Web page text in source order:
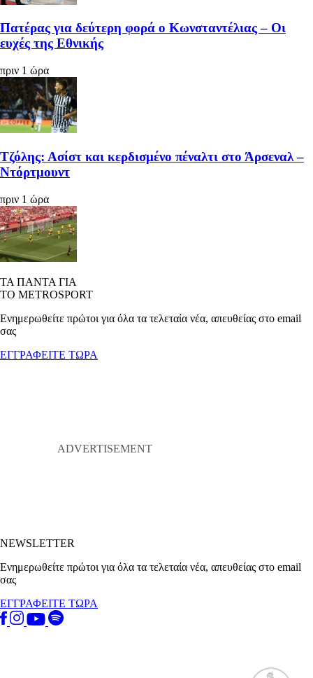
Πατέρας για δεύτερη φορά ο Κωνσταντέλιας – Οι
ευχές της Εθνικής
πριν 1 ώρα
Τζόλης: Ασίστ και κερδισμένο πέναλτι στο Άρσεναλ –
Ντόρτμουντ
πριν 1 ώρα
ΤΑ ΠΑΝΤΑ ΓΙΑ
ΤΟ METROSPORT
Ενημερωθείτε πρώτοι για όλα τα τελεταία νέα, απευθείας στο email
σας
ΕΓΓΡΑΦΕΙΤΕ ΤΩΡΑ
NEWSLETTER
Ενημερωθείτε πρώτοι για όλα τα τελεταία νέα, απευθείας στο email
σας
ΕΓΓΡΑΦΕΙΤΕ ΤΩΡΑ